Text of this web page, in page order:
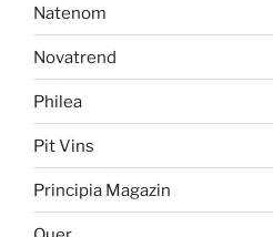
Natenom
Novatrend
Philea
Pit Vins
Principia Magazin